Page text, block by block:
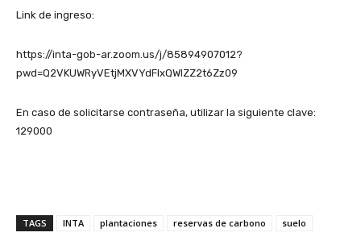
Link de ingreso:
https://inta-gob-ar.zoom.us/j/85894907012?
pwd=Q2VKUWRyVEtjMXVYdFIxQWlZZ2t6Zz09
En caso de solicitarse contraseña, utilizar la siguiente clave:
129000
TAGS INTA plantaciones reservas de carbono suelo